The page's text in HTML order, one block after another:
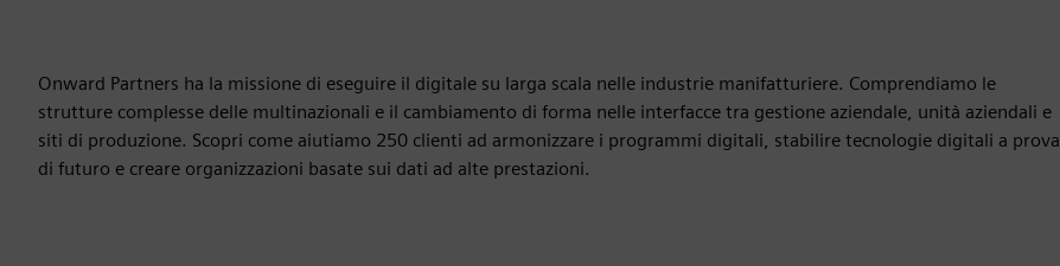
Onward Partners ha la missione di eseguire il digitale su larga scala nelle industrie manifatturiere. Comprendiamo le
strutture complesse delle multinazionali e il cambiamento di forma nelle interfacce tra gestione aziendale, unità aziendali e
siti di produzione. Scopri come aiutiamo 250 clienti ad armonizzare i programmi digitali, stabilire tecnologie digitali a prova
di futuro e creare organizzazioni basate sui dati ad alte prestazioni.